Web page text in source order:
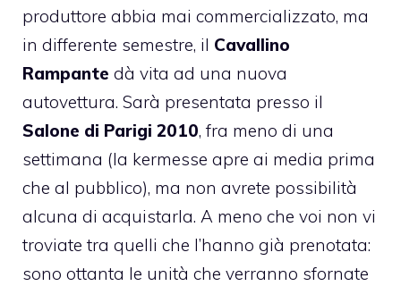
produttore abbia mai commercializzato, ma
in differente semestre, il Cavallino
Rampante dà vita ad una nuova
autovettura. Sarà presentata presso il
Salone di Parigi 2010, fra meno di una
settimana (la kermesse apre ai media prima
che al pubblico), ma non avrete possibilità
alcuna di acquistarla. A meno che voi non vi
troviate tra quelli che l’hanno già prenotata:
sono ottanta le unità che verranno sfornate